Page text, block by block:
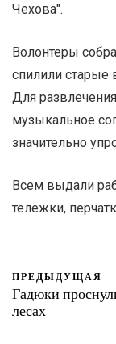
Чехова".
Волонтеры
спилили старые
Для
музыкальное
значительно
Всем выдали
тележки,
ПРЕДЫДУЩАЯ
Гадюки
лесах